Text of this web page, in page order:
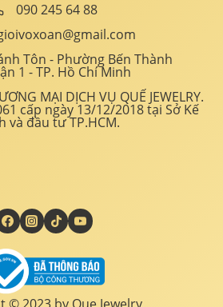
090 245 64 88
Tôn - Phường Bến Thành
1 - TP. Hồ Chí Minh
MẠI DỊCH VỤ QUẾ JEWELRY.
cấp ngày 13/12/2018 tại Sở Kế
và đầu tư TP.HCM.